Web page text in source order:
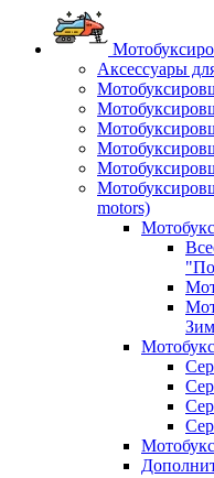
Аксессуары
motors)